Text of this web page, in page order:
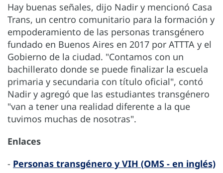
Hay buenas señales, dijo Nadir y mencionó Casa
Trans, un centro comunitario para la formación y
empoderamiento de las personas transgénero
fundado en Buenos Aires en 2017 por ATTTA y el
Gobierno de la ciudad. "Contamos con un
bachillerato donde se puede finalizar la escuela
primaria y secundaria con título oficial", contó
Nadir y agregó que las estudiantes transgénero
"van a tener una realidad diferente a la que
tuvimos muchas de nosotras".
Enlaces
- Personas transgénero y VIH (OMS - en inglés)